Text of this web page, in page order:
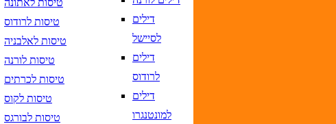
טיסות לאתונה
טיסות לרודוס
טיסות לאלבניה
טיסות לורנה
טיסות לכרתים
טיסות לקוס
טיסות לבורגס
דילים
לסיישל
דילים
לרודוס
דילים
למונטנגרו